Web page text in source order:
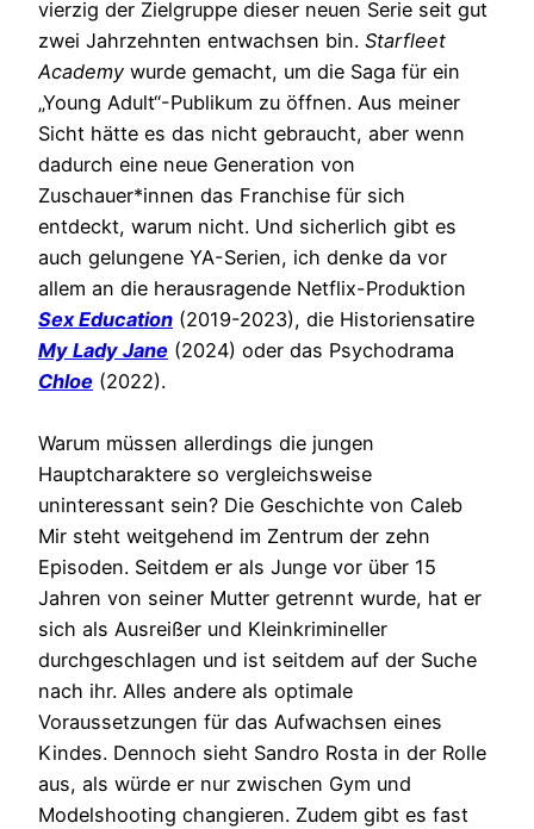
vierzig der Zielgruppe dieser neuen Serie seit gut
zwei Jahrzehnten entwachsen bin. Starfleet
Academy wurde gemacht, um die Saga für ein
„Young Adult“-Publikum zu öffnen. Aus meiner
Sicht hätte es das nicht gebraucht, aber wenn
dadurch eine neue Generation von
Zuschauer*innen das Franchise für sich
entdeckt, warum nicht. Und sicherlich gibt es
auch gelungene YA-Serien, ich denke da vor
allem an die herausragende Netflix-Produktion
Sex Education (2019-2023), die Historiensatire
My Lady Jane (2024) oder das Psychodrama
Chloe (2022).
Warum müssen allerdings die jungen
Hauptcharaktere so vergleichsweise
uninteressant sein? Die Geschichte von Caleb
Mir steht weitgehend im Zentrum der zehn
Episoden. Seitdem er als Junge vor über 15
Jahren von seiner Mutter getrennt wurde, hat er
sich als Ausreißer und Kleinkrimineller
durchgeschlagen und ist seitdem auf der Suche
nach ihr. Alles andere als optimale
Voraussetzungen für das Aufwachsen eines
Kindes. Dennoch sieht Sandro Rosta in der Rolle
aus, als würde er nur zwischen Gym und
Modelshooting changieren. Zudem gibt es fast